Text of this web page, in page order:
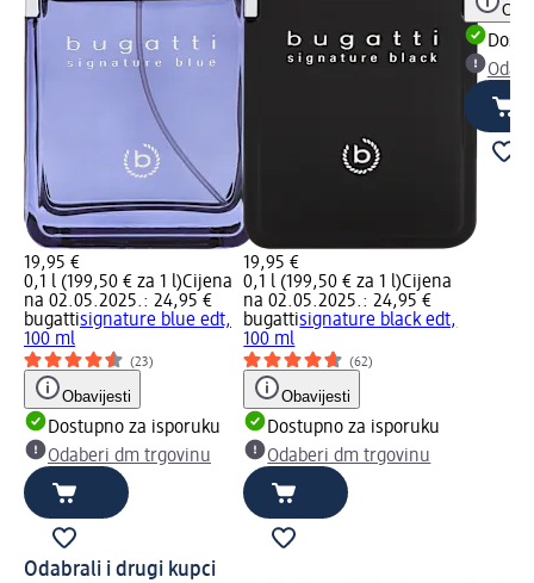
19,95 €
0,1 l (199,50 € za 1 l)Cijena
na 02.05.2025.: 24,95 €
bugattisignature blue edt,
100 ml
(23)
Obavijesti
Dostupno za isporuku
Odaberi dm trgovinu
19,95 €
0,1 l (199,50 € za 1 l)Cijena
na 02.05.2025.: 24,95 €
bugattisignature black edt,
100 ml
(62)
Obavijesti
Dostupno za isporuku
Odaberi dm trgovinu
Odabrali i drugi kupci